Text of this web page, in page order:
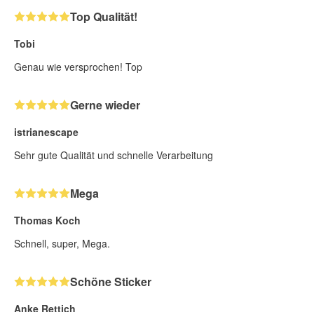
Top Qualität!
Tobi
Genau wie versprochen! Top
Gerne wieder
istrianescape
Sehr gute Qualität und schnelle Verarbeitung
Mega
Thomas Koch
Schnell, super, Mega.
Schöne Sticker
Anke Rettich